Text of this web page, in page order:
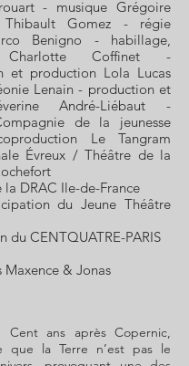
- musique Grégoire
Gomez - régie
Benigno - habillage,
Charlotte Coffinet -
et production Lola Lucas
Lenain - production et
André-Liébaut -
de la jeunesse
Le Tangram
Évreux / Théâtre de la
la DRAC Ile-de-France
du Jeune Théâtre
du CENTQUATRE-PARIS
& Jonas
Cent ans après Copernic,
que la Terre n’est pas le